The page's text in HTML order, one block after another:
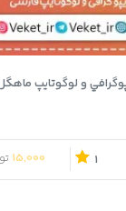
1
15,000